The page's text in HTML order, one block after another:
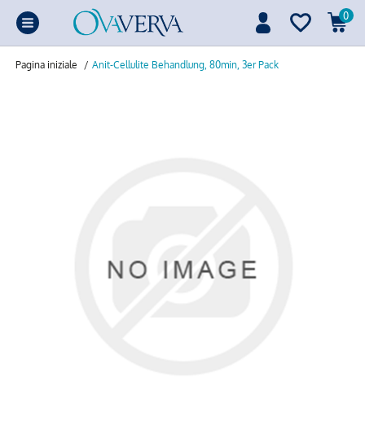
0
Pagina iniziale / Anit-Cellulite Behandlung, 80min, 3er Pack